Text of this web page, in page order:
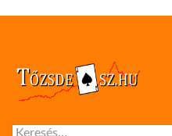
Keresés: